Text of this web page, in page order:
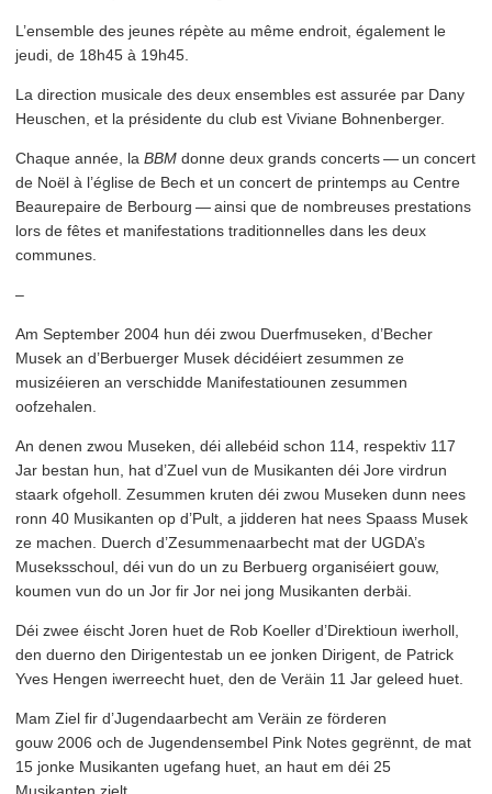
L’ensemble des jeunes répète au même endroit, également le
jeudi, de 18h45 à 19h45.
La direction musicale des deux ensembles est assurée par Dany
Heuschen, et la présidente du club est Viviane Bohnenberger.
Chaque année, la BBM donne deux grands concerts — un concert
de Noël à l’église de Bech et un concert de printemps au Centre
Beaurepaire de Berbourg — ainsi que de nombreuses prestations
lors de fêtes et man­i­fes­ta­tions tra­di­tion­nelles dans les deux
communes.
–
Am September 2004 hun déi zwou Duerf­museken, d’Becher
Musek an d’Ber­buerg­er Musek décidéiert zesummen ze
musizéieren an verschidde Man­i­fes­ta­tiounen zesummen
oofzehalen.
An denen zwou Museken, déi allebéid schon 114, respektiv 117
Jar bestan hun, hat d’Zuel vun de Musikanten déi Jore virdrun
staark ofgeholl. Zesummen kruten déi zwou Museken dunn nees
ronn 40 Musikanten op d’Pult, a jidderen hat nees Spaass Musek
ze machen. Duerch d’Ze­sum­me­naar­becht mat der UGDA’s
Musekss­choul, déi vun do un zu Berbuerg organ­iséiert gouw,
koumen vun do un Jor fir Jor nei jong Musikanten derbäi.
Déi zwee éischt Joren huet de Rob Koeller d’Di­rek­tioun iwerholl,
den duerno den Diri­gen­testab un ee jonken Dirigent, de Patrick
Yves Hengen iwerreecht huet, den de Veräin 11 Jar geleed huet.
Mam Ziel fir d’Ju­gen­daar­becht am Veräin ze förderen
gouw 2006 och de Jugen­densem­bel Pink Notes gegrënnt, de mat
15 jonke Musikanten ugefang huet, an haut em déi 25
Musikanten zielt.